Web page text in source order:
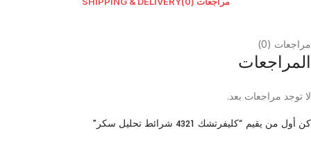
مراجعات (0)
المراجعات
لا توجد مراجعات بعد.
كن أول من يقيم “كليفرتشك 4321 شرائط تحليل سكر”